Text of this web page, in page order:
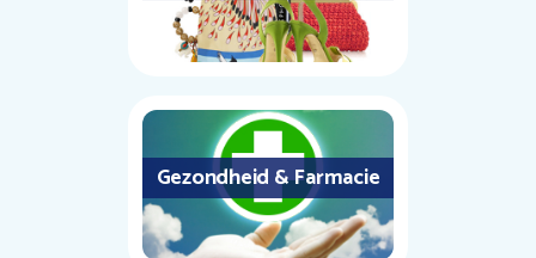
Gezondheid & Farmacie